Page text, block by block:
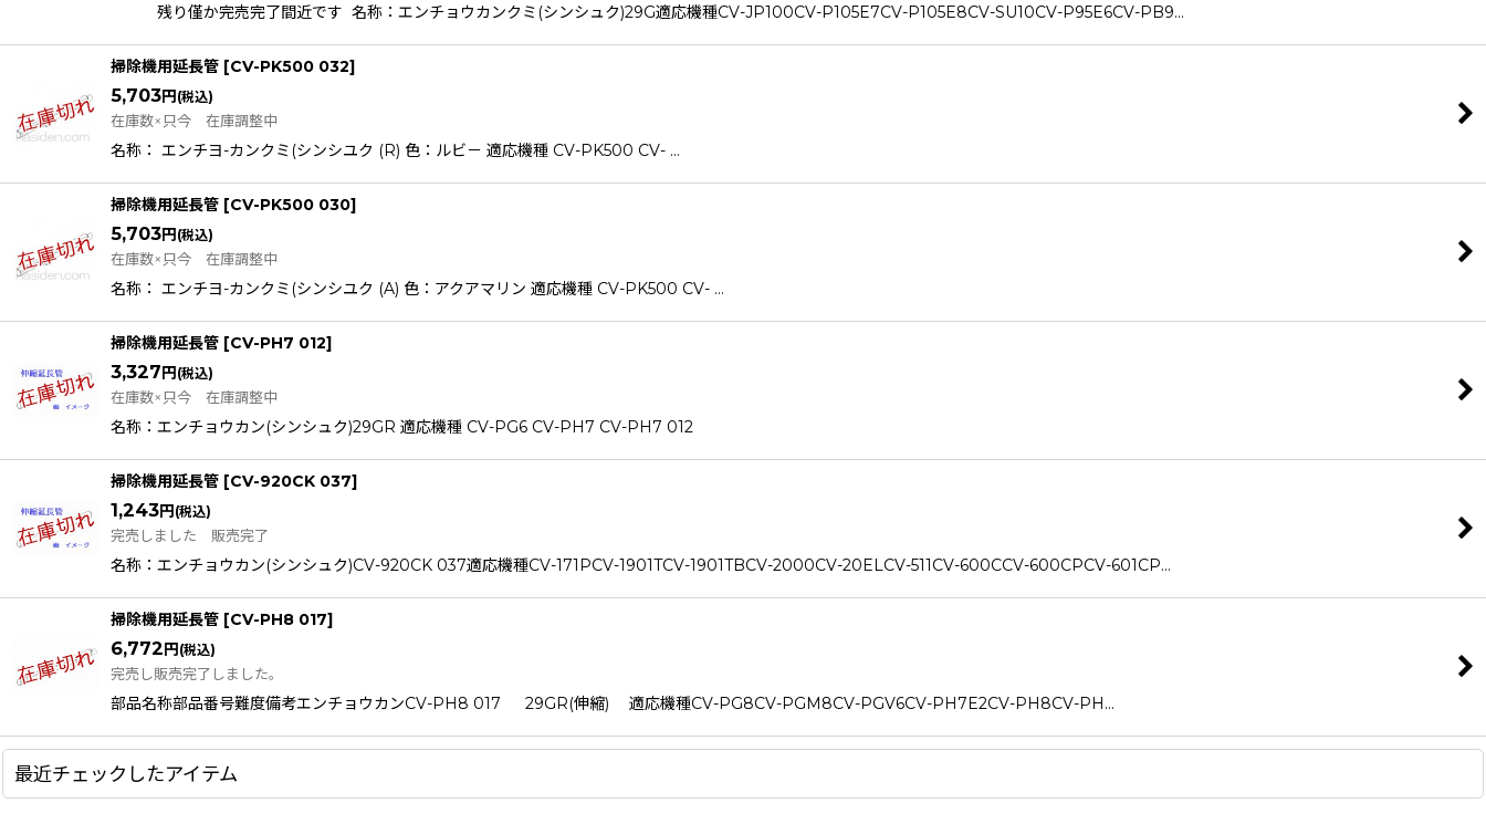
残り僅か完売完了間近です 名称：エンチョウカンクミ(シンシュク)29G適応機種CV-JP100CV-P105E7CV-P105E8CV-SU10CV-P95E6CV-PB9…
掃除機用延長管 [CV-PK500 032]
5,703円(税込)
在庫数×只今 在庫調整中
名称： エンチヨ-カンクミ(シンシユク (R) 色：ルビ－ 適応機種 CV-PK500 CV- …
掃除機用延長管 [CV-PK500 030]
5,703円(税込)
在庫数×只今 在庫調整中
名称： エンチヨ-カンクミ(シンシユク (A) 色：アクアマリン 適応機種 CV-PK500 CV- …
掃除機用延長管 [CV-PH7 012]
3,327円(税込)
在庫数×只今 在庫調整中
名称：エンチョウカン(シンシュク)29GR 適応機種 CV-PG6 CV-PH7 CV-PH7 012
掃除機用延長管 [CV-920CK 037]
1,243円(税込)
完売しました 販売完了
名称：エンチョウカン(シンシュク)CV-920CK 037適応機種CV-171PCV-1901TCV-1901TBCV-2000CV-20ELCV-511CV-600CCV-600CPCV-601CP…
掃除機用延長管 [CV-PH8 017]
6,772円(税込)
完売し販売完了しました。
部品名称部品番号難度備考エンチョウカンCV-PH8 017 29GR(伸縮) 適応機種CV-PG8CV-PGM8CV-PGV6CV-PH7E2CV-PH8CV-PH…
最近チェックしたアイテム